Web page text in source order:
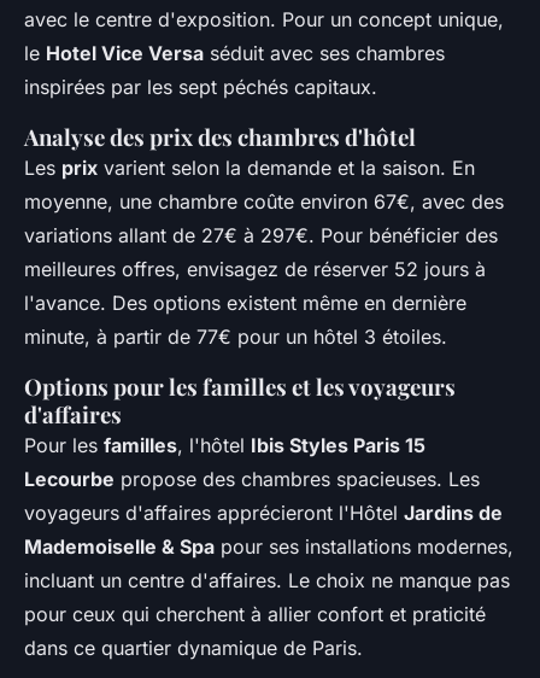
avec le centre d'exposition. Pour un concept unique,
le Hotel Vice Versa séduit avec ses chambres
inspirées par les sept péchés capitaux.
Analyse des prix des chambres d'hôtel
Les prix varient selon la demande et la saison. En
moyenne, une chambre coûte environ 67€, avec des
variations allant de 27€ à 297€. Pour bénéficier des
meilleures offres, envisagez de réserver 52 jours à
l'avance. Des options existent même en dernière
minute, à partir de 77€ pour un hôtel 3 étoiles.
Options pour les familles et les voyageurs
d'affaires
Pour les familles, l'hôtel Ibis Styles Paris 15
Lecourbe propose des chambres spacieuses. Les
voyageurs d'affaires apprécieront l'Hôtel Jardins de
Mademoiselle & Spa pour ses installations modernes,
incluant un centre d'affaires. Le choix ne manque pas
pour ceux qui cherchent à allier confort et praticité
dans ce quartier dynamique de Paris.